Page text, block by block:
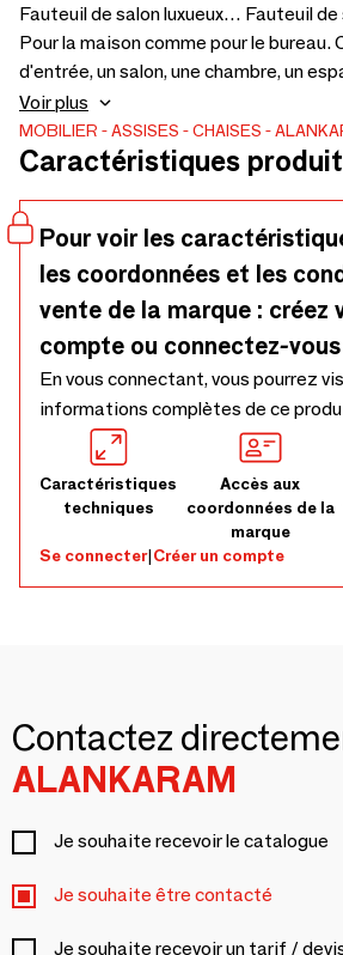
Fauteuil de salon luxueux… Fauteuil
Pour la maison comme pour le bureau.
d'entrée, un salon, une chambre, un
Fauteuils également disponibles en
revêtements. Le coût du tissu
en supplément selon le choix – 650 x
Voir plus
MOBILIER ASSISES CHAISES
Caractéristiques produit
Pour voir les
les coordonnées et les
vente de la marque : créez
compte ou connectez-
En vous connectant, vous pourrez
informations complètes de ce
Caractéristiques
techniques
Accès aux
coordonnées de la
marque
Se connecter|Créer un compte
Contactez
ALANKARAM
Je souhaite recevoir le catalogue
Je souhaite être contacté
Je souhaite recevoir un tarif /